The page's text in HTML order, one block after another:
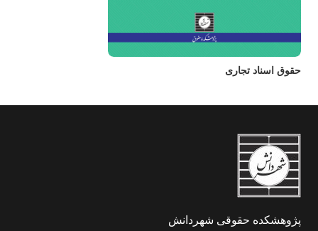
حقوق اسناد تجاری
پژوهشکده حقوقی شهردانش